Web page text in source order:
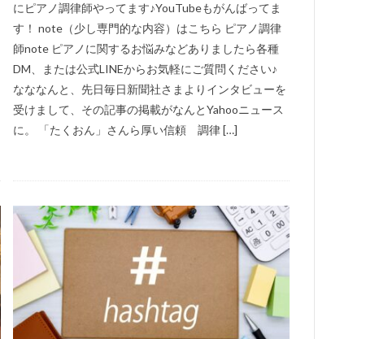
にピアノ調律師やってます♪YouTubeもがんばってま
す！ note（少し専門的な内容）はこちら ピアノ調律
師note ピアノに関するお悩みなどありましたら各種
DM、または公式LINEからお気軽にご質問ください♪
なななんと、先日毎日新聞社さまよりインタビューを
受けまして、その記事の掲載がなんとYahooニュース
に。 「たくおん」さんら厚い信頼 調律 […]